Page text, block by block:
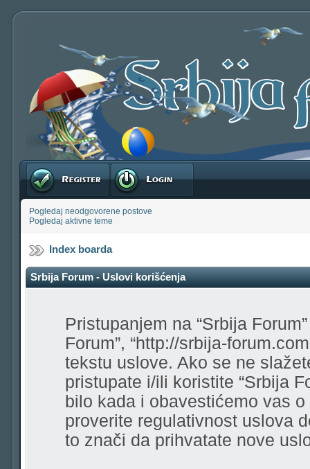
Registruj se Prijavite se
Pogledaj neodgovorene postove
Pogledaj aktivne teme
Index boarda
Srbija Forum - Uslovi korišćenja
Pristupanjem na “Srbija
Forum”, “http://srbija-
tekstu uslove. Ako se ne
pristupate i/ili koristite “Srbija
bilo kada i obavestićemo vas
proverite regulativnost uslova
to znači da prihvatate nove